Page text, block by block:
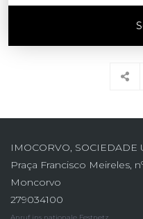
IMOCORVO, SOCIEDADE
Praça Francisco Meireles,
Moncorvo
279034100